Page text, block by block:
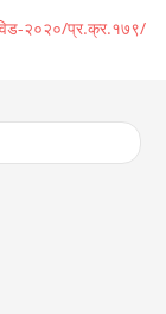
२०२०/प्र.क्र.१७९/